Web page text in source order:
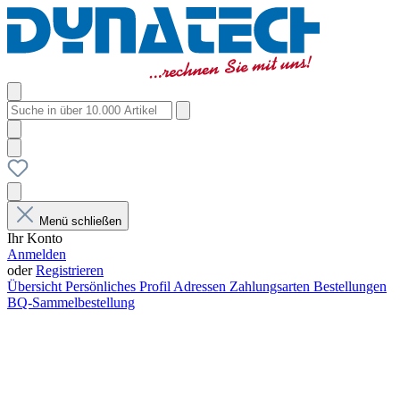
Menü schließen
Ihr Konto
Anmelden
oderRegistrieren
Übersicht Persönliches Profil Adressen Zahlungsarten Bestellungen
BQ-Sammelbestellung